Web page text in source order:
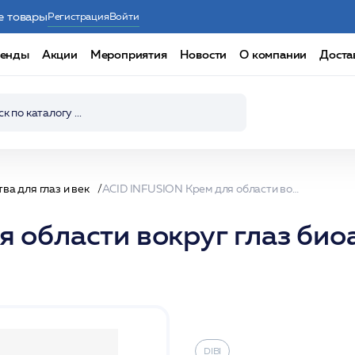
товарыРегистрацияВойти
Акции Мероприятия Новости О компании
для глаз и век ACID INFUSION Крем для области вокруг глаз биоактивирующий NO-AGE 10 мл /DIBI
области вокруг глаз
DIBI